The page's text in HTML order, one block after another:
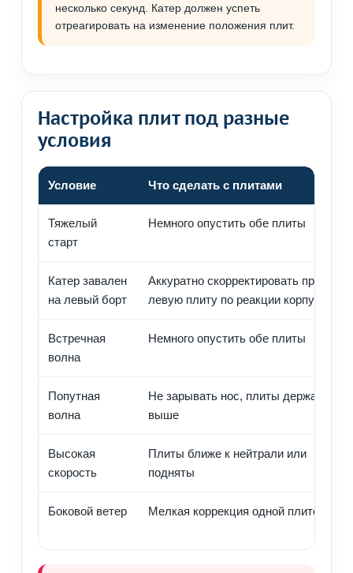
несколько секунд. Катер должен успеть
отреагировать на изменение положения плит.
Настройка плит под разные
условия
Условие Что сделать с плитами
Тяжелый
старт
Немного опустить обе плиты
Катер завален
на левый борт
Аккуратно скорректировать правую/
левую плиту по реакции корпуса
Встречная
волна
Немного опустить обе плиты
Попутная
волна
Не зарывать нос, плиты держать
выше
Высокая
скорость
Плиты ближе к нейтрали или
подняты
Боковой ветер Мелкая коррекция одной плитой